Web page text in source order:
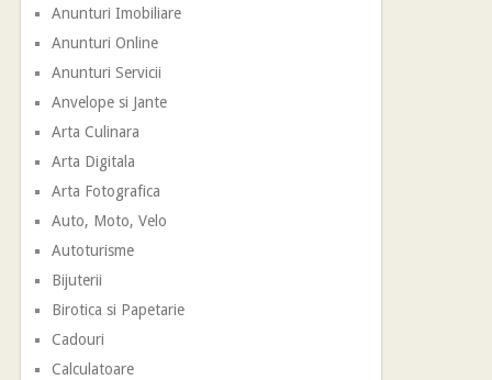
Anunturi Imobiliare
Anunturi Online
Anunturi Servicii
Anvelope si Jante
Arta Culinara
Arta Digitala
Arta Fotografica
Auto, Moto, Velo
Autoturisme
Bijuterii
Birotica si Papetarie
Cadouri
Calculatoare